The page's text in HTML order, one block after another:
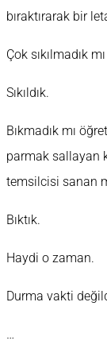
bıraktırarak bir
Çok sıkılmadık
Sıkıldık.
Bıkmadık mı
parmak sallayan
temsilcisi sanan
Bıktık.
Haydi o zaman.
Durma vakti
…